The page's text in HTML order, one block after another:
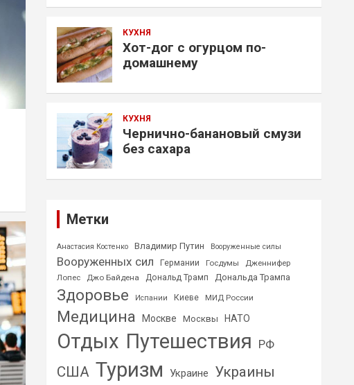
КУХНЯ
Хот-дог с огурцом по-
домашнему
КУХНЯ
Чернично-банановый смузи
без сахара
Метки
Анастасия Костенко Владимир Путин Вооруженные силы
Вооруженных сил Германии Госдумы
Дженнифер
Лопес
Джо Байдена Дональд Трамп Дональда Трампа
Здоровье Испании Киеве МИД России
Медицина Москве Москвы НАТО
Отдых Путешествия РФ
США Туризм Украине Украины